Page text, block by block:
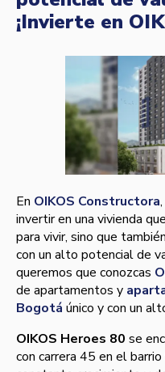
¡Invierte en
En OIKOS Constructora
invertir en una vivienda
para vivir, sino que
con un alto potencial de
queremos que conozcas
de apartamentos y
Bogotá único y con un
OIKOS Heroes 80 se
con carrera 45 en el